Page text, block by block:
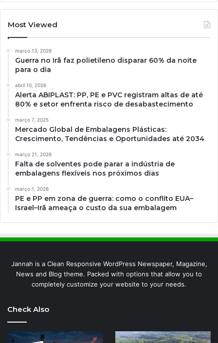
Most Viewed
março 13, 2026
Guerra no Irã faz polietileno disparar 60% da noite
para o dia
abril 10, 2026
Alerta ABIPLAST: PP, PE e PVC registram altas de até
80% e setor enfrenta risco de desabastecimento
março 7, 2025
Mercado Global de Embalagens Plásticas:
Crescimento, Tendências e Oportunidades até 2034
março 21, 2026
Falta de solventes pode parar a indústria de
embalagens flexíveis nos próximos dias
março 1, 2026
PE e PP em zona de guerra: como o conflito EUA–
Israel–Irã ameaça o custo da sua embalagem
Jannah is a Clean Responsive WordPress Newspaper, Magazine,
News and Blog theme. Packed with options that allow you to
completely customize your website to your needs.
Check Also